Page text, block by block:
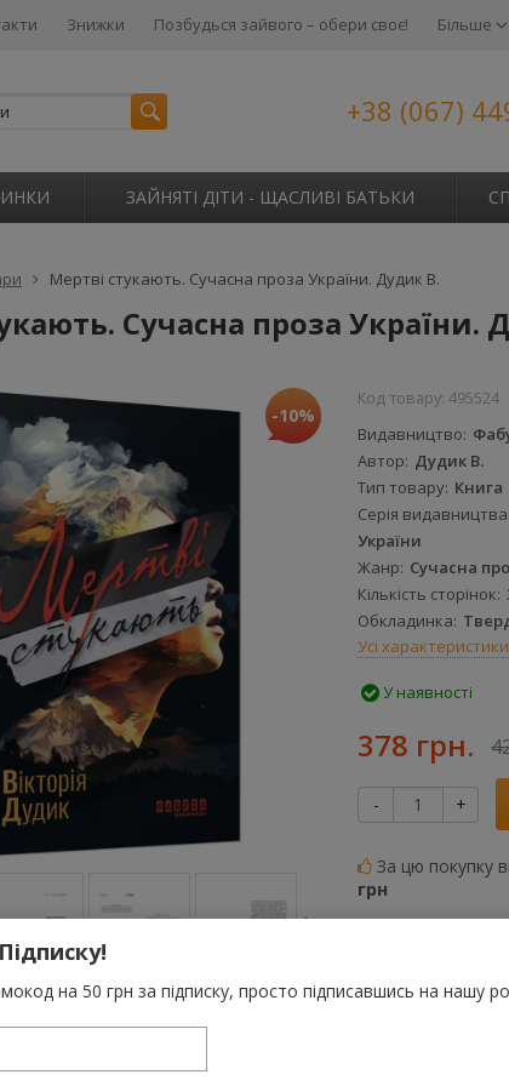
Знижки Позбудься зайвого – обери своє! Більше
+38 (067)
ЗАЙНЯТІ ДІТИ - ЩАСЛИВІ БАТЬКИ
Мертві стукають. Сучасна проза України. Дудик В.
Сучасна проза України.
-10%
Код товару: 495524
Видавництво
Автор Дудик В.
Тип товару Книга
Серія видавництва
України
Жанр Сучасна
Кількість сторінок
Обкладинка
Усі характеристики
У наявності
378 грн.
- +
За цю покупку
грн
Категорії:Усі товари
Цінопадна добірка
на 50 грн за підписку, просто підписавшись на нашу